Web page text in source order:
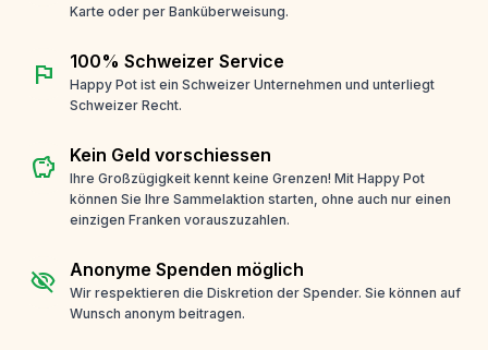
Karte oder per Banküberweisung.
flag 100% Schweizer Service
Happy Pot ist ein Schweizer Unternehmen und unterliegt
Schweizer Recht.
savings Kein Geld vorschiessen
Ihre Großzügigkeit kennt keine Grenzen! Mit Happy Pot
können Sie Ihre Sammelaktion starten, ohne auch nur einen
einzigen Franken vorauszuzahlen.
visibility_off Anonyme Spenden möglich
Wir respektieren die Diskretion der Spender. Sie können auf
Wunsch anonym beitragen.